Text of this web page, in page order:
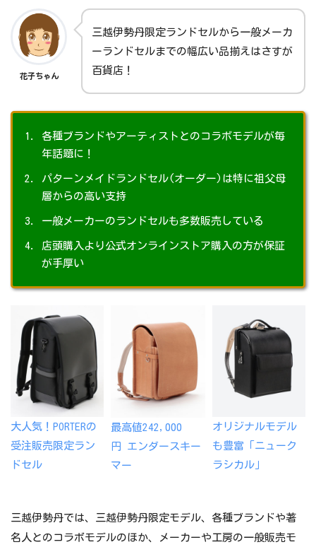
花子ちゃん
三越伊勢丹限定ランドセルから一般メーカ
ーランドセルまでの幅広い品揃えはさすが
百貨店！
各種ブランドやアーティストとのコラボモデルが毎
年話題に！
パターンメイドランドセル(オーダー)は特に祖父母
層からの高い支持
一般メーカーのランドセルも多数販売している
店頭購入より公式オンラインストア購入の方が保証
が手厚い
大人気！PORTERの
受注販売限定ラン
ドセル
最高値242,000
円 エンダースキー
マー
オリジナルモデル
も豊富「ニューク
ラシカル」
三越伊勢丹では、三越伊勢丹限定モデル、各種ブランドや著
名人とのコラボモデルのほか、メーカーや工房の一般販売モ